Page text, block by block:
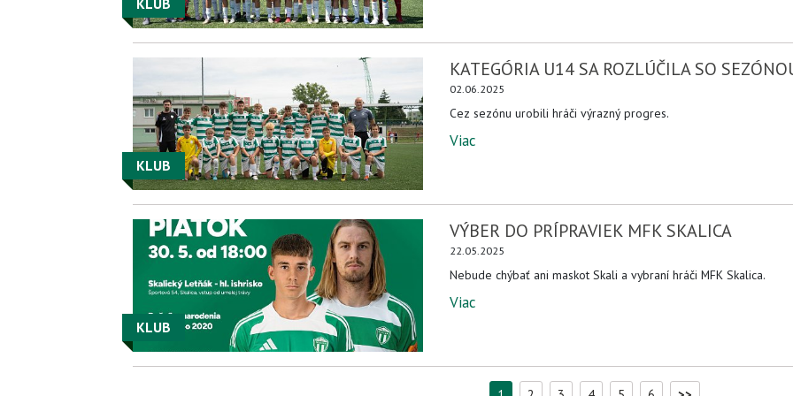
KLUB
KLUB
KATEGÓRIA U14 SA ROZLÚČILA SO
02.06.2025
Cez sezónu urobili hráči výrazný progres.
Viac
KLUB
VÝBER DO PRÍPRAVIEK MFK SKALICA
22.05.2025
Nebude chýbať ani maskot Skali a vybraní hráči MFK Skalica.
Viac